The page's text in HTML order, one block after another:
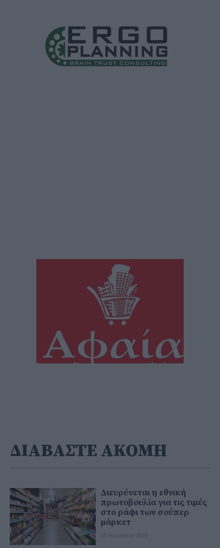
ΔΙΑΒΑΣΤΕ ΑΚΟΜΗ
Διευρύνεται η εθνική
πρωτοβουλία για τις τιμές
στο ράφι των σούπερ
μάρκετ
08 Αυγούστου 2026